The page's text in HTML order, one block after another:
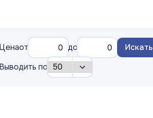
Ценаот до Искать
Выводить по